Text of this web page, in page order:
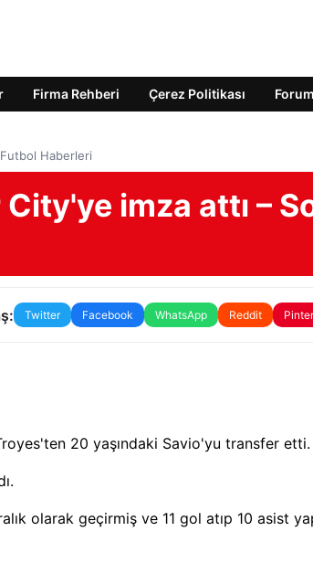
Firma Rehberi Çerez Politikası Forum
Haberleri
imza attı –
Twitter Facebook WhatsApp Reddit
20 yaşındaki Savio'yu transfer etti.
olarak geçirmiş ve 11 gol atıp 10 asist